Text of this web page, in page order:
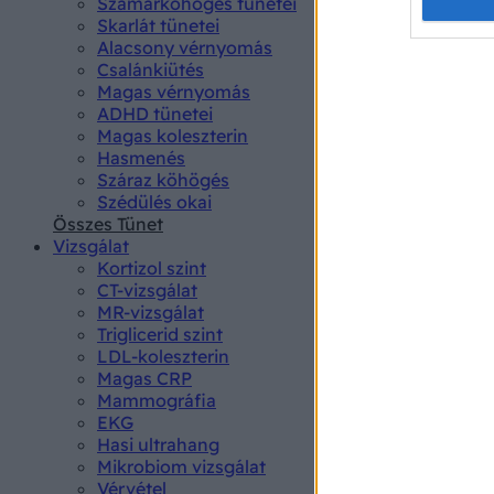
Skarlát tünetei
Alacsony vérnyomás
Csalánkiütés
Magas vérnyomás
ADHD tünetei
Magas koleszterin
Hasmenés
Száraz köhögés
Szédülés okai
Összes Tünet
Vizsgálat
Kortizol szint
CT-vizsgálat
MR-vizsgálat
Triglicerid szint
LDL-koleszterin
Magas CRP
Mammográfia
EKG
Hasi ultrahang
Mikrobiom vizsgálat
Vérvétel